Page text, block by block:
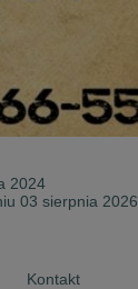
2024
03 sierpnia 2026
Kontakt